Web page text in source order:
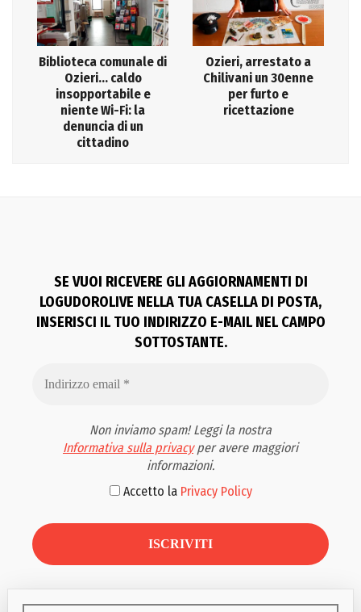
Biblioteca comunale di
Ozieri… caldo
insopportabile e
niente Wi-Fi: la
denuncia di un
cittadino
Ozieri, arrestato a
Chilivani un 30enne
per furto e
ricettazione
SE VUOI RICEVERE GLI AGGIORNAMENTI DI
LOGUDOROLIVE NELLA TUA CASELLA DI POSTA,
INSERISCI IL TUO INDIRIZZO E-MAIL NEL CAMPO
SOTTOSTANTE.
Non inviamo spam! Leggi la nostra
Informativa sulla privacyper avere maggiori
informazioni.
Accetto la Privacy Policy